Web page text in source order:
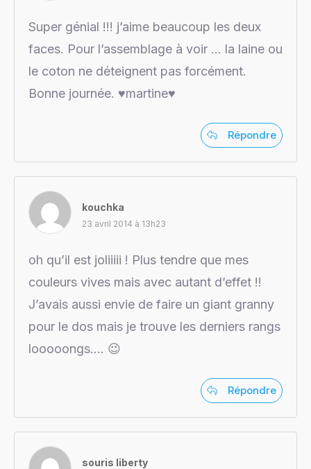
Super génial !!! j’aime beaucoup les deux
faces. Pour l’assemblage à voir … la laine ou
le coton ne déteignent pas forcément.
Bonne journée. ♥martine♥
Répondre
kouchka
23 avril 2014 à 13h23
oh qu’il est joliiiii ! Plus tendre que mes
couleurs vives mais avec autant d’effet !!
J’avais aussi envie de faire un giant granny
pour le dos mais je trouve les derniers rangs
looooongs…. 😉
Répondre
souris liberty